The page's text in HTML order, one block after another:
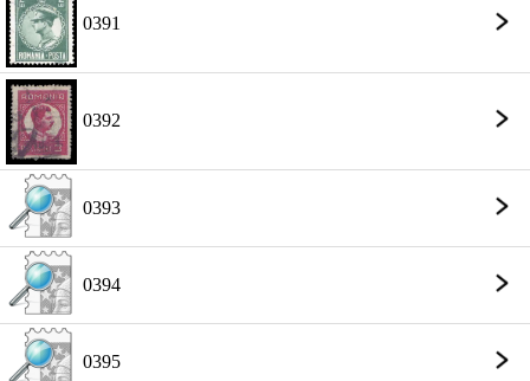
0391
0392
0393
0394
0395